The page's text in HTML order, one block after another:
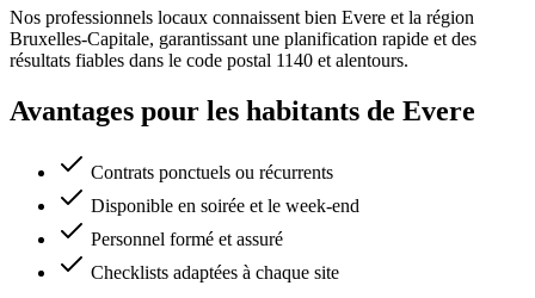
Nos professionnels locaux connaissent bien Evere et la région
Bruxelles-Capitale, garantissant une planification rapide et des
résultats fiables dans le code postal 1140 et alentours.
Avantages pour les habitants de Evere
Contrats ponctuels ou récurrents
Disponible en soirée et le week-end
Personnel formé et assuré
Checklists adaptées à chaque site